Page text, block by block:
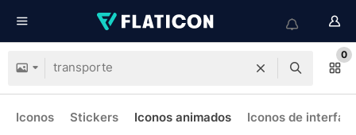
0
Iconos Stickers Iconos animados Iconos de interfaz